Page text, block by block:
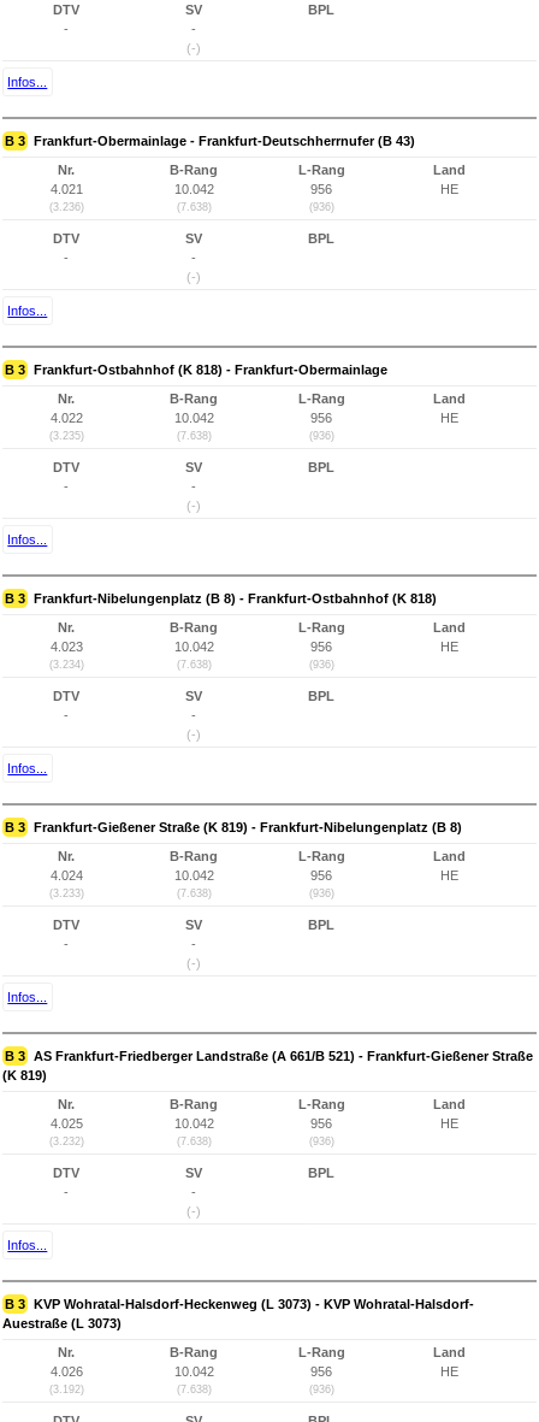
DTV
-
SV
-
(-)
BPL
Infos...
B 3 Frankfurt-Obermainlage - Frankfurt-Deutschherrnufer (B 43)
Nr.
4.021
(3.236)
B-Rang
10.042
(7.638)
L-Rang
956
(936)
Land
HE
DTV
-
SV
-
(-)
BPL
Infos...
B 3 Frankfurt-Ostbahnhof (K 818) - Frankfurt-Obermainlage
Nr.
4.022
(3.235)
B-Rang
10.042
(7.638)
L-Rang
956
(936)
Land
HE
DTV
-
SV
-
(-)
BPL
Infos...
B 3 Frankfurt-Nibelungenplatz (B 8) - Frankfurt-Ostbahnhof (K 818)
Nr.
4.023
(3.234)
B-Rang
10.042
(7.638)
L-Rang
956
(936)
Land
HE
DTV
-
SV
-
(-)
BPL
Infos...
B 3 Frankfurt-Gießener Straße (K 819) - Frankfurt-Nibelungenplatz (B 8)
Nr.
4.024
(3.233)
B-Rang
10.042
(7.638)
L-Rang
956
(936)
Land
HE
DTV
-
SV
-
(-)
BPL
Infos...
B 3 AS Frankfurt-Friedberger Landstraße (A 661/B 521) - Frankfurt-Gießener Straße
(K 819)
Nr.
4.025
(3.232)
B-Rang
10.042
(7.638)
L-Rang
956
(936)
Land
HE
DTV
-
SV
-
(-)
BPL
Infos...
B 3 KVP Wohratal-Halsdorf-Heckenweg (L 3073) - KVP Wohratal-Halsdorf-
Auestraße (L 3073)
Nr.
4.026
(3.192)
B-Rang
10.042
(7.638)
L-Rang
956
(936)
Land
HE